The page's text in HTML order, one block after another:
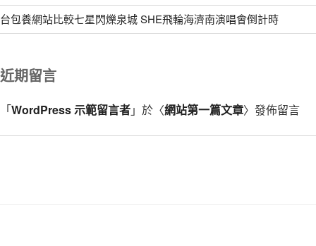
台包養網站比較七星閃爍泉城 SHE飛輪海濟南演唱會倒計時
近期留言
「WordPress 示範留言者」於〈網站第一篇文章〉發佈留言